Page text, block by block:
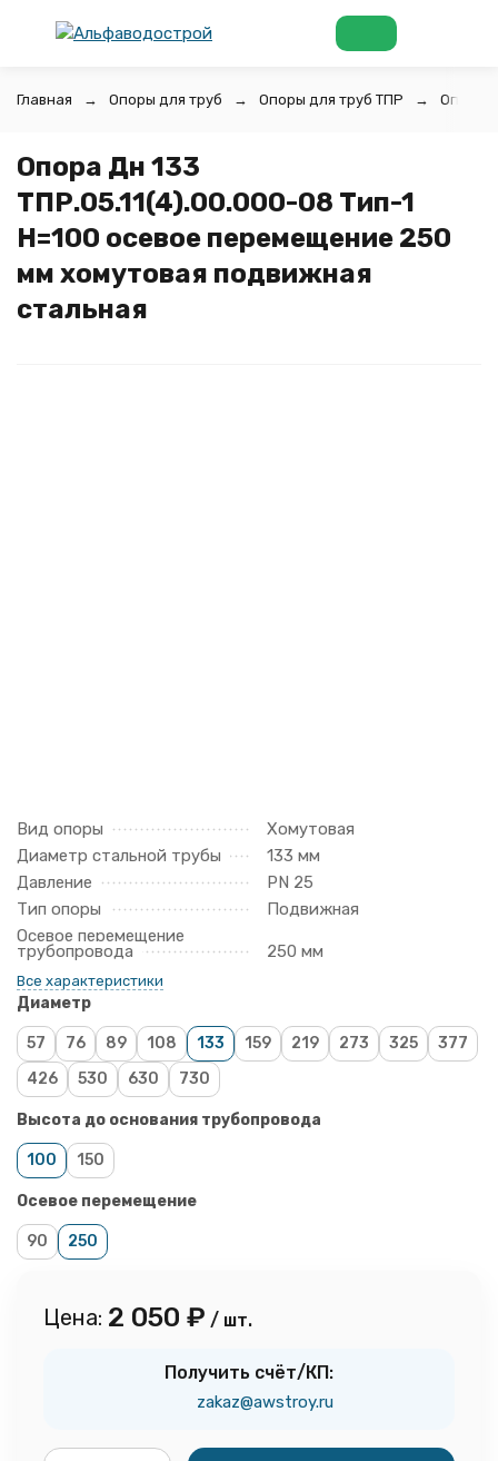
Главная Опоры для труб Опоры для труб ТПР Опоры
Опора Дн 133
ТПР.05.11(4).00.000-08 Тип-1
H=100 осевое перемещение 250
мм хомутовая подвижная
стальная
Вид опоры
Хомутовая
Диаметр стальной трубы
133 мм
Давление
PN 25
Тип опоры
Подвижная
Осевое перемещение
трубопровода 250 мм
Все характеристики
Диаметр
57 76 89 108 133 159 219 273 325
377
426
530 630 730
Высота до основания трубопровода
100 150
Осевое перемещение
90 250
Цена: 2 050 ₽ / шт.
Получить счёт/КП:
zakaz@awstroy.ru